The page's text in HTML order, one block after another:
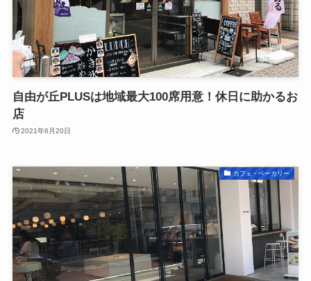
自由が丘PLUSは地域最大100席用意！休日に助かるお
店
2021年6月20日
カフェ・ベーカリー